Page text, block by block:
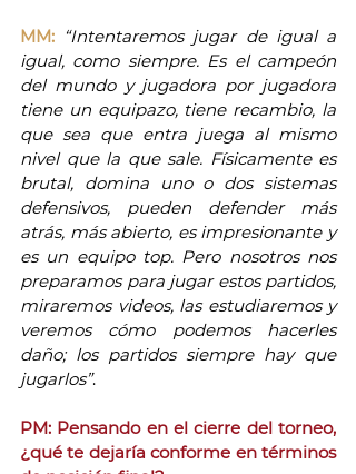
MM: “Intentaremos jugar de igual a
igual, como siempre. Es el campeón
del mundo y jugadora por jugadora
tiene un equipazo, tiene recambio, la
que sea que entra juega al mismo
nivel que la que sale. Físicamente es
brutal, domina uno o dos sistemas
defensivos, pueden defender más
atrás, más abierto, es impresionante y
es un equipo top. Pero nosotros nos
preparamos para jugar estos partidos,
miraremos videos, las estudiaremos y
veremos cómo podemos hacerles
daño; los partidos siempre hay que
jugarlos”.
PM: Pensando en el cierre del torneo,
¿qué te dejaría conforme en términos